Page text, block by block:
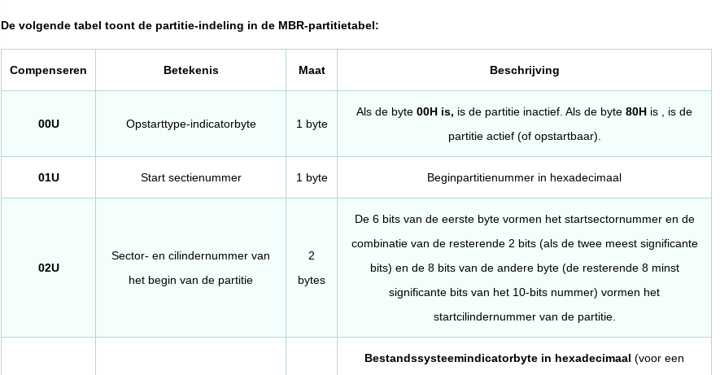
De volgende tabel toont de partitie-indeling in de MBR-partitietabel:
Compenseren Betekenis Maat Beschrijving
00U Opstarttype-indicatorbyte 1 byte
Als de byte 00H is, is de partitie inactief. Als de byte 80H is , is de
partitie actief (of opstartbaar).
01U Start sectienummer 1 byte Beginpartitienummer in hexadecimaal
02U
Sector- en cilindernummer van
het begin van de partitie
2
bytes
De 6 bits van de eerste byte vormen het startsectornummer en de
combinatie van de resterende 2 bits (als de twee meest significante
bits) en de 8 bits van de andere byte (de resterende 8 minst
significante bits van het 10-bits nummer) vormen het
startcilindernummer van de partitie.
Bestandssysteemindicatorbyte in hexadecimaal (voor een